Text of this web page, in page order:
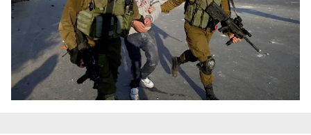
hazırlanmış Aydınlatma Metnimizi okumak ve sitemizde
ilgili mevzuata uygun olarak kullanılan çerezlerle ilgili bilgi
almak için lütfentıklayınız.